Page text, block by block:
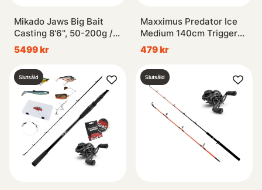
Mikado Jaws Big Bait
Casting 8'6'', 50-200g /
Svivlo Combo
5499 kr
Maxximus Predator Ice
Medium 140cm Trigger
1sec 3-pack
479 kr
Slutsåld Slutsåld